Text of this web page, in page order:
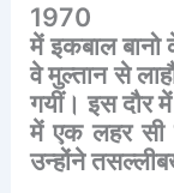
1970
में इकबाल बानो
वेमुल्तानसे
गयीं। इस दौर में
में एक लहर सी
उन्होंने